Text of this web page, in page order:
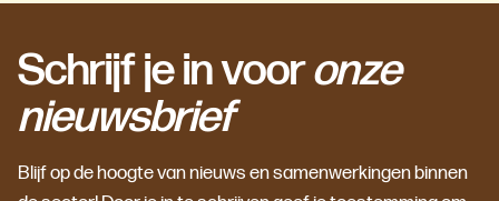
Schrijf je in vooronze
nieuwsbrief
Blijf op de hoogte van nieuws en samenwerkingen binnen